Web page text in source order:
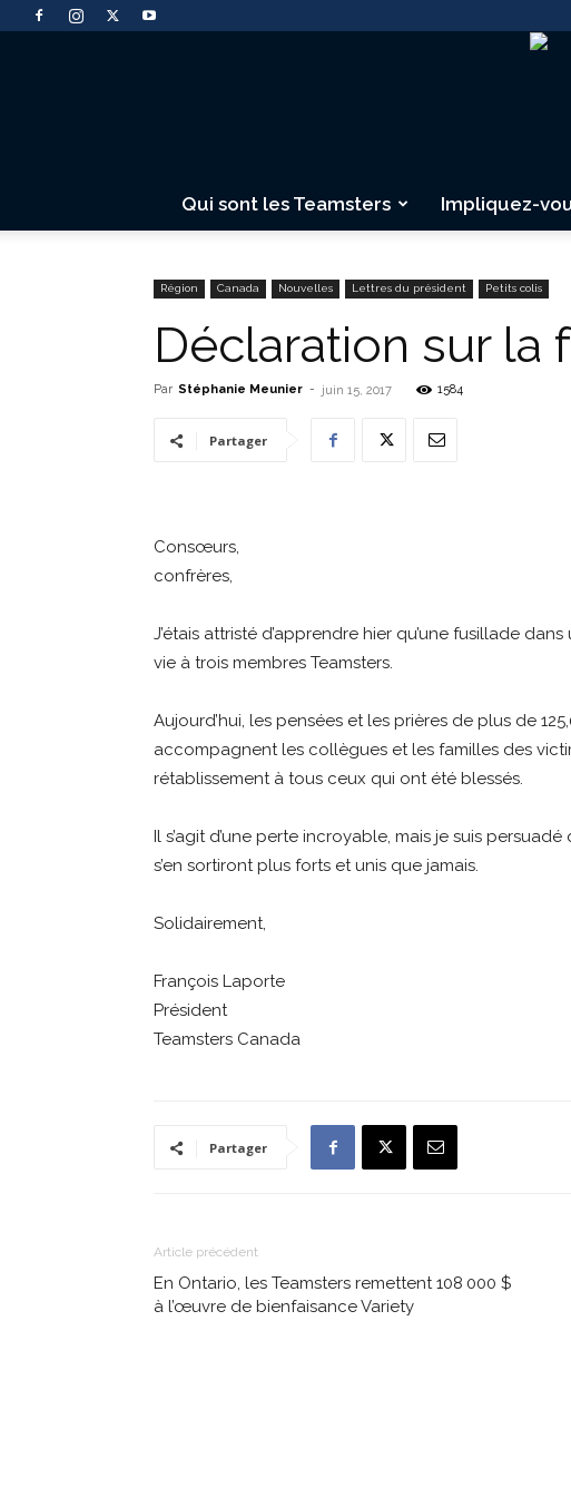
Qui sont les Teamsters Impliquez-
Région Canada Nouvelles Lettres du président Petits colis
Déclaration sur la
Par Stéphanie Meunier - juin 15, 2017 1584
Partager
Consœurs,
confrères,
J’étais attristé d’apprendre hier qu’une fusillade
vie à trois membres Teamsters.
Aujourd’hui, les pensées et les prières de plus de
accompagnent les collègues et les familles des
rétablissement à tous ceux qui ont été blessés.
Il s’agit d’une perte incroyable, mais je suis
s’en sortiront plus forts et unis que jamais.
Solidairement,
François Laporte
Président
Teamsters Canada
Partager
Article précédent
En Ontario, les Teamsters remettent 108 000 $
à l’œuvre de bienfaisance Variety